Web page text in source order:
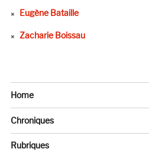
Eugène Bataille
Zacharie Boissau
Home
Chroniques
Rubriques